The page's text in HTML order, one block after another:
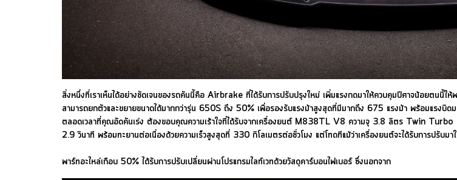
สิ่งหนึ่งที่เราเห็นได้อย่างชัดเจนของรถคันนี้คือ Airbrake ที่ได้รับการปรับปรุงใหม่ เพิ่มแรงกดมาให้ควบคุมปีศาจน้อยตนนี้ให้
สามารถยกตัวและขยายขนาดได้มากกว่ารุ่น 650S ถึง 50% เพื่อรองรับแรงม้าสูงสุดที่มีมากถึง 675 แรงม้า พร้อมแรง
ตลอดเวลาที่คุณอัดคันเร่ง ต้องขอบคุณความเร้าใจที่ได้รับจากเครื่องยนต์ M838TL V8 ความจุ 3.8 ลิตร Twin Turbo
2.9 วินาที พร้อมทะยานต่อเนื่องด้วยความเร็วสูงสุดที่ 330 กิโลเมตรต่อชั่วโมง แต่โทดทีแม้ว่าเครื่องยนต์จะได้รับการปรั
พาร์ทอะไหล่เกือบ 50% ได้รับการปรับเปลี่ยนผ่านโปรแกรมไลท์เวทด้วยวัสดุคาร์บอนไฟเบอร์ ซึ่งนอกจาก